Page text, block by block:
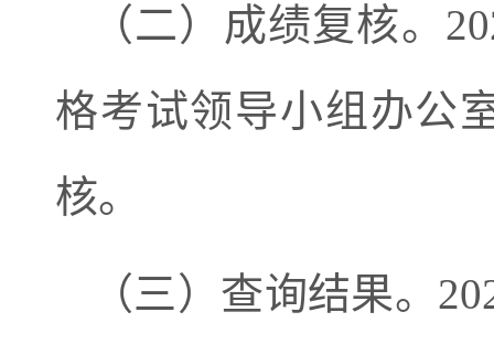
（二）成绩复核。
格考试领导小组办公
核。
（三）查询结果。